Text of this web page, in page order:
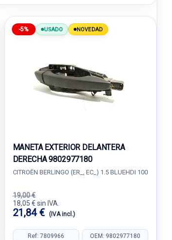
-5% USADO NOVEDAD
MANETA EXTERIOR DELANTERA
DERECHA 9802977180
CITROËN BERLINGO (ER_, EC_) 1.5 BLUEHDI 100
19,00 €
18,05 € sin IVA.
21,84 € (IVA incl.)
Ref: 7809966 OEM: 9802977180